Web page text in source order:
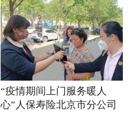
“疫情期间上门服务暖人
心”人保寿险北京市分公司